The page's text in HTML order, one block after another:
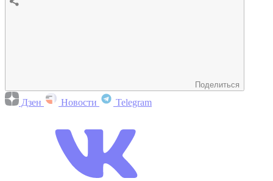
Поделиться
Дзен Новости Telegram